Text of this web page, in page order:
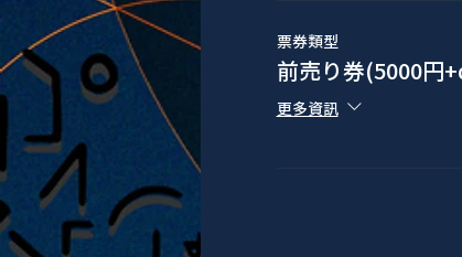
票券類型
前売り券(5000円
更多資訊